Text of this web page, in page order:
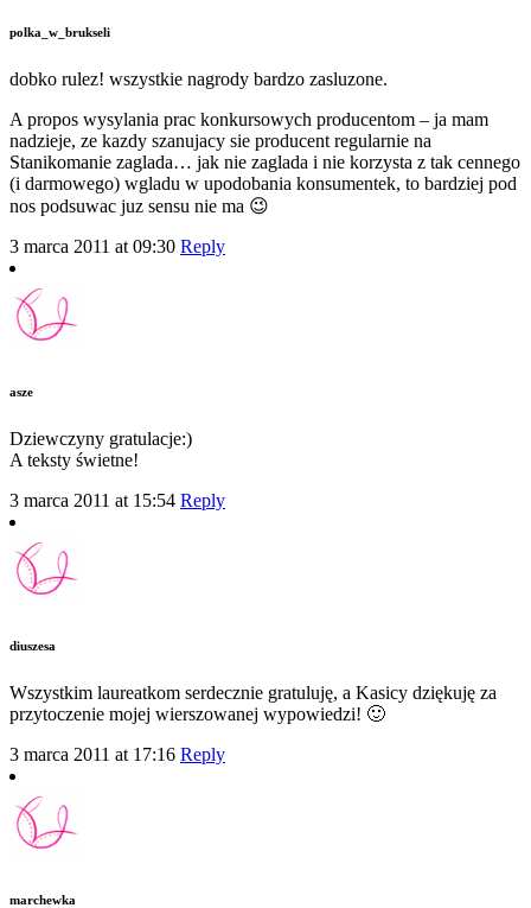
polka_w_brukseli
dobko rulez! wszystkie nagrody bardzo zasluzone.
A propos wysylania prac konkursowych producentom – ja mam
nadzieje, ze kazdy szanujacy sie producent regularnie na
Stanikomanie zaglada… jak nie zaglada i nie korzysta z tak cennego
(i darmowego) wgladu w upodobania konsumentek, to bardziej pod
nos podsuwac juz sensu nie ma 😉
3 marca 2011 at 09:30 Reply
asze
Dziewczyny gratulacje:)
A teksty świetne!
3 marca 2011 at 15:54 Reply
diuszesa
Wszystkim laureatkom serdecznie gratuluję, a Kasicy dziękuję za
przytoczenie mojej wierszowanej wypowiedzi! 🙂
3 marca 2011 at 17:16 Reply
marchewka